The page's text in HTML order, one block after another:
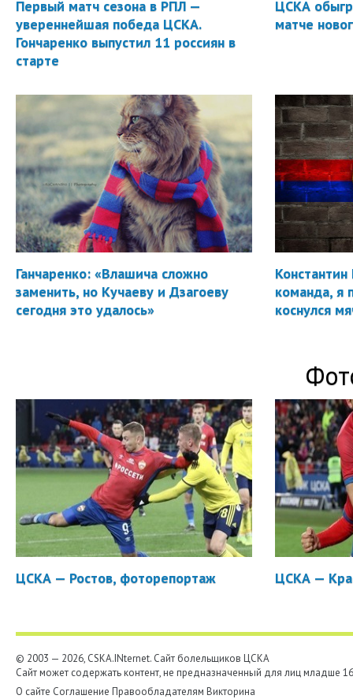
Первый матч сезона в РПЛ —
увереннейшая победа ЦСКА.
Гончаренко выпустил 11 россиян в
старте
ЦСКА
матче
Ганчаренко: «Влашича сложно
заменить, но Кучаеву и Дзагоеву
сегодня это удалось»
Константин
команда, я
коснулся
ЦСКА — Ростов, фоторепортаж ЦСКА —
© 2003 — 2026, CSKA.INternet. Cайт болельщиков ЦСКА
Сайт может содержать контент, не предназначенный для лиц младше
О сайте Соглашение Правообладателям Викторина